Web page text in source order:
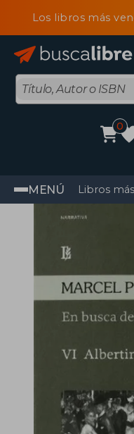
Los libros más
0
MENÚ Libros